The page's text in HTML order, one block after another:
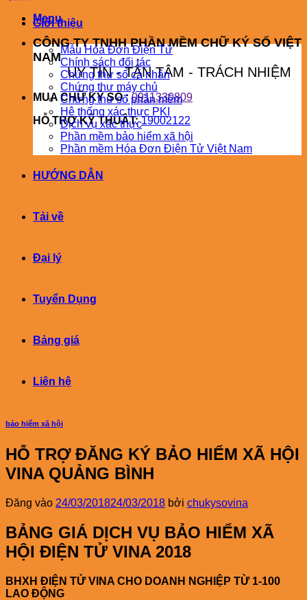
Menu
CÔNG TY TNHH PHẦN MỀM CHỮ KÝ SỐ VIỆT
NAM
UY TÍN - TẬN TÂM - TRÁCH NHIỆM
MUA CHỮ KÝ SỐ : 0911330809
HỖ TRỢ KỸ THUÂT:19002122
Giới thiệu
Mẫu Hóa Đơn Điện Tử
Chính sách đối tác
Chứng thư số cá nhân
Chứng thư máy chủ
Chứng thư số phần mềm
Hệ thống xác thực PKI
Dịch vụ xác thực
Phần mềm bảo hiểm xã hội
Phần mềm Hóa Đơn Điện Tử Việt Nam
HƯỚNG DẪN
Tải về
Đại lý
Tuyển Dụng
Bảng giá
Liên hệ
bảo hiểm xã hội
HỖ TRỢ ĐĂNG KÝ BẢO HIỂM XÃ HỘI
VINA QUẢNG BÌNH
Đăng vào 24/03/201824/03/2018 bởi chukysovina
BẢNG GIÁ DỊCH VỤ BẢO HIỂM XÃ
HỘI ĐIỆN TỬ VINA 2018
BHXH ĐIỆN TỬ VINA CHO DOANH NGHIỆP TỪ 1-100
LAO ĐỘNG